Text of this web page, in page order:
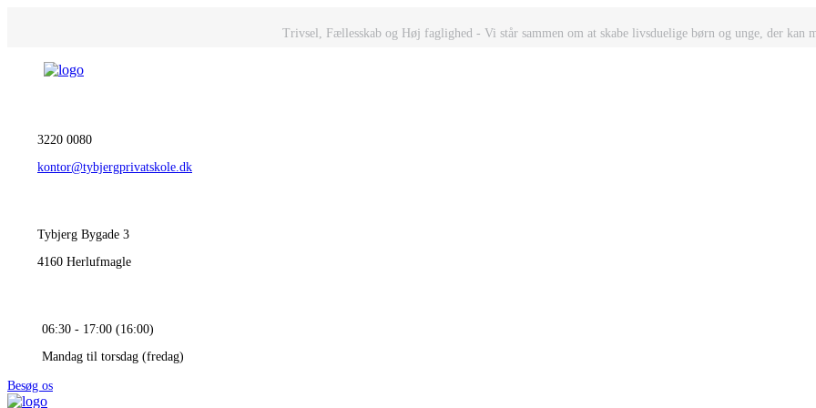
Trivsel, Fællesskab og Høj faglighed - Vi står sammen om at skabe livsduelige børn og unge, der kan
3220 0080
kontor@tybjergprivatskole.dk
Tybjerg Bygade 3
4160 Herlufmagle
06:30 - 17:00 (16:00)
Mandag til torsdag (fredag)
Besøg os